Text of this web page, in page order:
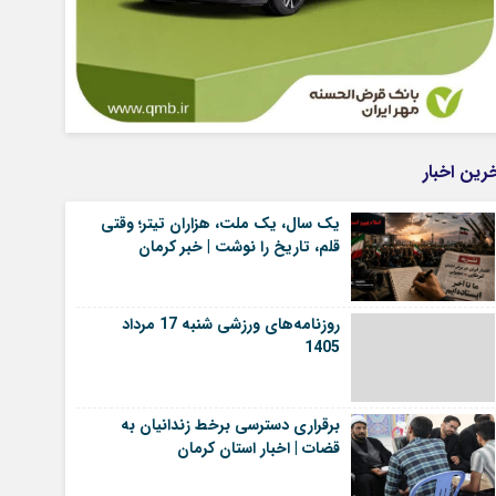
اخبار
یک سال، یک ملت، هزاران تیتر؛ وقتی
قلم، تاریخ را نوشت | خبر کرمان
روزنامه‌های ورزشی شنبه 17 مرداد
1405
برقراری دسترسی برخط زندانیان به
قضات | اخبار استان کرمان